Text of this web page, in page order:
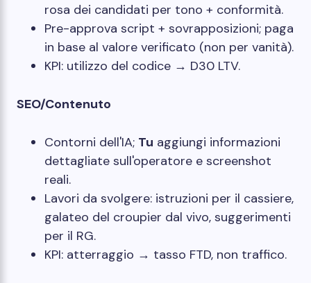
rosa dei candidati per tono + conformità.
Pre-approva script + sovrapposizioni; paga
in base al valore verificato (non per vanità).
KPI: utilizzo del codice → D30 LTV.
SEO/Contenuto
Contorni dell'IA; Tu aggiungi informazioni
dettagliate sull'operatore e screenshot
reali.
Lavori da svolgere: istruzioni per il cassiere,
galateo del croupier dal vivo, suggerimenti
per il RG.
KPI: atterraggio → tasso FTD, non traffico.